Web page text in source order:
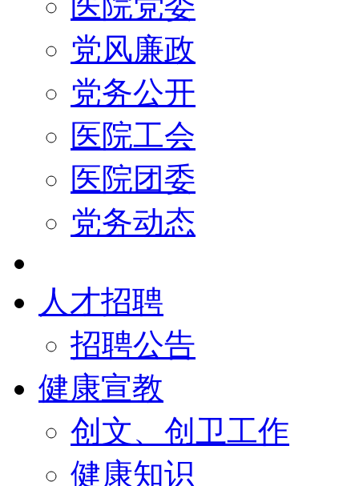
党风廉政
党务公开
医院工会
医院团委
党务动态
人才招聘
招聘公告
健康宣教
创文、创卫工作
健康知识